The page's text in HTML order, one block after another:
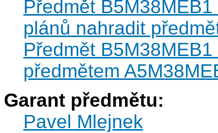
Předmět
plánů nahradit
Předmět
předmětem
Garant předmětu:
Pavel Mlejnek